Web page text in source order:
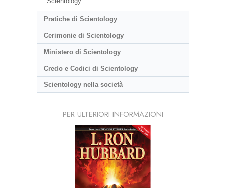
Pratiche di Scientology
Cerimonie di Scientology
Ministero di Scientology
Credo e Codici di Scientology
Scientology nella società
PER ULTERIORI INFORMAZIONI